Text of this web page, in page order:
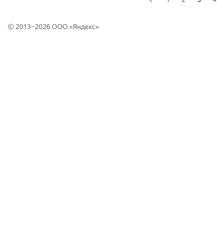
© 2013–2026 ООО «Яндекс»